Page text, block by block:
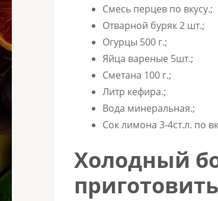
Смесь перцев по вкусу.;
Отварной буряк 2 шт.;
Огурцы 500 г.;
Яйца вареные 5шт.;
Сметана 100 г.;
Литр кефира.;
Вода минеральная.;
Сок лимона 3-4ст.л. по
Холодный
приготовить